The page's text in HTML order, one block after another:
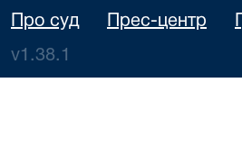
Про суд Прес-центр
v1.38.1